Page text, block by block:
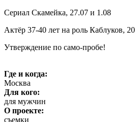
Сериал Скамейка, 27.07 и 1.08
Актёр 37-40 лет на роль Каблуков,
Утверждение по само-пробе!
Где и когда:
Москва
Для кого:
для мужчин
О проекте:
съемки